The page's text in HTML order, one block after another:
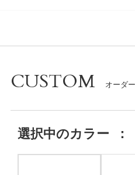
CUSTOM
選択中のカラー ：